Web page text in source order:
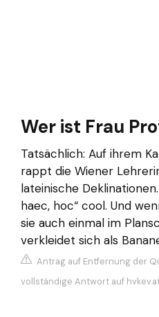
Wer ist Frau
Tatsächlich: Auf ihrem
rappt die Wiener
lateinische
haec, hoc“ cool. Und
sie auch einmal im
verkleidet sich als
Antrag auf Entfernung der
vollständige Antwort auf